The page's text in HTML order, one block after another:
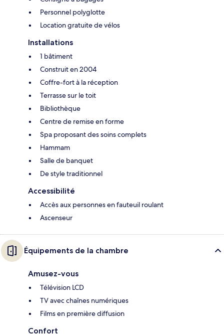
Personnel polyglotte
Location gratuite de vélos
Installations
1 bâtiment
Construit en 2004
Coffre-fort à la réception
Terrasse sur le toit
Bibliothèque
Centre de remise en forme
Spa proposant des soins complets
Hammam
Salle de banquet
De style traditionnel
Accessibilité
Accès aux personnes en fauteuil roulant
Ascenseur
Équipements de la chambre
Amusez-vous
Télévision LCD
TV avec chaînes numériques
Films en première diffusion
Confort